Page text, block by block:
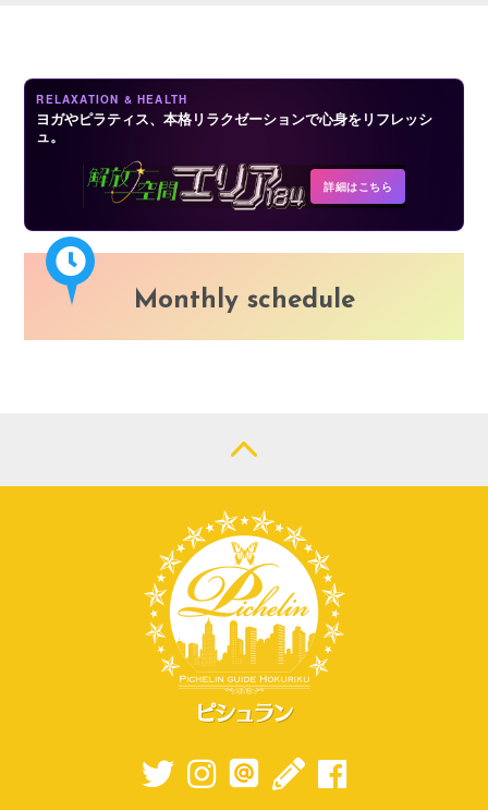
LOGIN
RELAXATION & HEALTH
ヨガやピラティス、本格リラクゼーションで心身をリフレッシ
ュ。
詳細はこちら
Monthly schedule